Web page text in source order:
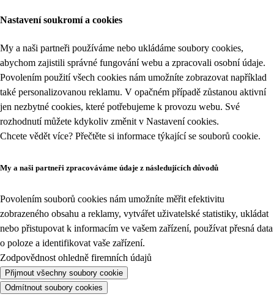
Nastavení soukromí a cookies
My a naši partneři používáme nebo ukládáme soubory cookies,
abychom zajistili správné fungování webu a zpracovali osobní údaje.
Povolením použití všech cookies nám umožníte zobrazovat například
také personalizovanou reklamu. V opačném případě zůstanou aktivní
jen nezbytné cookies, které potřebujeme k provozu webu. Své
rozhodnutí můžete kdykoliv změnit v Nastavení cookies.
Chcete vědět více? Přečtěte si informace týkající se souborů cookie.
My a naši partneři zpracováváme údaje z následujících důvodů
Povolením souborů cookies nám umožníte měřit efektivitu
zobrazeného obsahu a reklamy, vytvářet uživatelské statistiky, ukládat
nebo přistupovat k informacím ve vašem zařízení, používat přesná data
o poloze a identifikovat vaše zařízení.
Zodpovědnost ohledně firemních údajů
Přijmout všechny soubory cookie
Odmítnout soubory cookies